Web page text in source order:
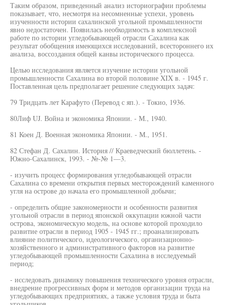
Таким образом, приведенный анализ историографии проблемы
показывает, что, несмотря на несомненные успехи, уровень
изученности истории сахалинской угольной промышленности
явно недостаточен. Появилась необходимость в комплексной
работе по истории угледобывающей отрасли Сахалина как
результат обобщения имеющихся исследований, всестороннего их
анализа, воссоздания общей канвы исторического процесса.
Целью исследования является изучение истории угольной
промышленности Сахалина во второй половине XIX в. - 1945 г.
Поставленная цель предполагает решение следующих задач:
79 Тридцать лет Карафуто (Перевод с яп.). - Токио, 1936.
80Лиф UJ. Война и экономика Японии. - М., 1940.
81 Коен Д. Военная экономика Японии. - М., 1951.
82 Стефан Д. Сахалин. История // Краеведческий бюллетень. -
Южно-Сахалинск, 1993. - №-№ 1—3.
- изучить процесс формирования угледобывающей отрасли
Сахалина со времени открытия первых месторождений каменного
угля на острове до начала его промышленной добычи;
- определить общие закономерности и особенности развития
угольной отрасли в период японской оккупации южной части
острова, экономическую модель, на основе которой проходило
развитие отрасли в период 1905 - 1945 гг.; проанализировать
влияние политического, идеологического, организационно-
хозяйственного и административного факторов на развитие
угледобывающей промышленности Сахалина в исследуемый
период;
- исследовать динамику повышения технического уровня отрасли,
внедрение прогрессивных форм и методов организации труда на
угледобывающих предприятиях, а также условия труда и быта